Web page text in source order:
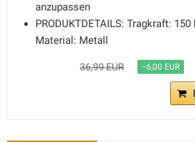
anzupassen
PRODUKTDETAILS: Tragkraft:
Material: Metall
36,99 EUR −6,00 EUR